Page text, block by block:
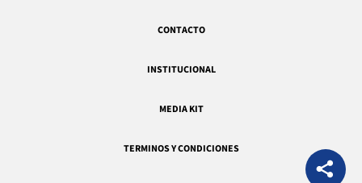
CONTACTO
INSTITUCIONAL
MEDIA KIT
TERMINOS Y CONDICIONES